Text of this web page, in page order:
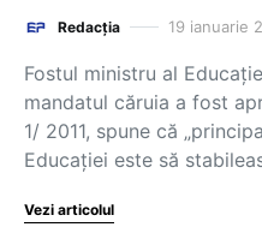
Redacția 19 ianuarie
Fostul ministru al
mandatul căruia a fost
1/ 2011, spune că
Educației este să
Vezi articolul